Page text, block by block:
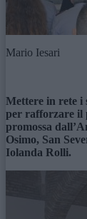
Mario Iesari
Mettere in rete i
per rafforzare il
promossa
Osimo, San
Iolanda Rolli.